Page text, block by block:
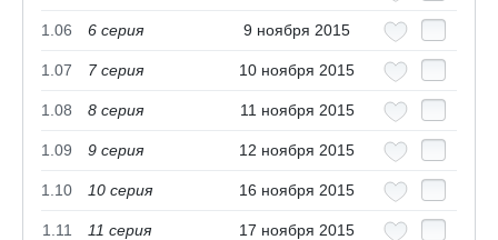
1.06 6 cерия 9 ноября 2015
1.07 7 cерия 10 ноября 2015
1.08 8 cерия 11 ноября 2015
1.09 9 cерия 12 ноября 2015
1.10 10 cерия 16 ноября 2015
1.11 11 cерия 17 ноября 2015